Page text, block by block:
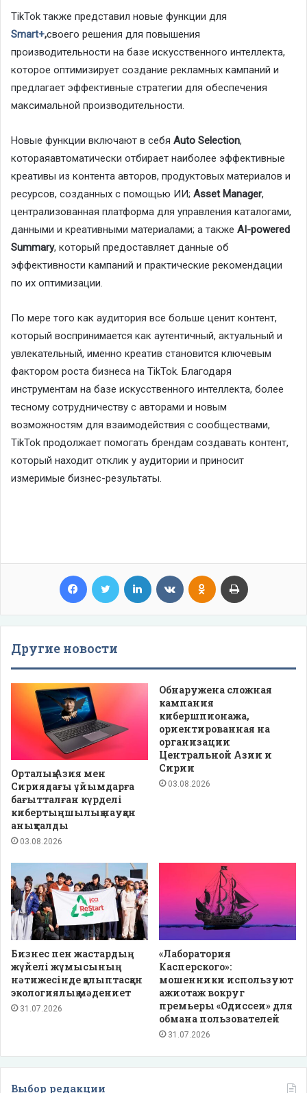
TikTok также представил новые функции для
Smart+,своего решения для повышения
производительности на базе искусственного интеллекта,
которое оптимизирует создание рекламных кампаний и
предлагает эффективные стратегии для обеспечения
максимальной производительности.
Новые функции включают в себя Auto Selection,
котораяавтоматически отбирает наиболее эффективные
креативы из контента авторов, продуктовых материалов и
ресурсов, созданных с помощью ИИ; Asset Manager,
централизованная платформа для управления каталогами,
данными и креативными материалами; а также AI-powered
Summary, который предоставляет данные об
эффективности кампаний и практические рекомендации
по их оптимизации.
По мере того как аудитория все больше ценит контент,
который воспринимается как аутентичный, актуальный и
увлекательный, именно креатив становится ключевым
фактором роста бизнеса на TikTok. Благодаря
инструментам на базе искусственного интеллекта, более
тесному сотрудничеству с авторами и новым
возможностям для взаимодействия с сообществами,
TikTok продолжает помогать брендам создавать контент,
который находит отклик у аудитории и приносит
измеримые бизнес-результаты.
Facebook Twitter LinkedIn VKontakteOdnoklassniki
Другие новости
Орталық Азия мен
Сириядағы ұйымдарға
бағытталған күрделі
кибертыңшылық науқан
анықталды
03.08.2026
Обнаружена сложная
кампания
кибершпионажа,
ориентированная на
организации
Центральной Азии и
Сирии
03.08.2026
Бизнес пен жастардың
жүйелі жұмысының
нәтижесінде қалыптасқан
экологиялық мәдениет
31.07.2026
«Лаборатория
Касперского»:
мошенники используют
ажиотаж вокруг
премьеры «Одиссеи» для
обмана пользователей
31.07.2026
Выбор редакции